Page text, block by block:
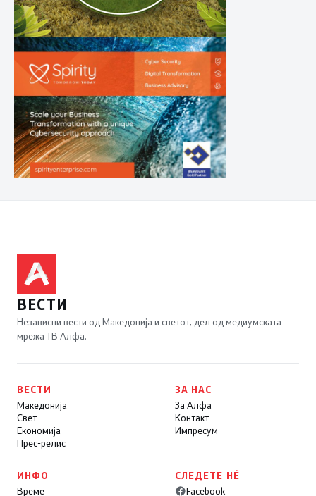
ВЕСТИ
Независни вести од Македонија и светот, дел од медиумската
мрежа ТВ Алфа.
ВЕСТИ
Македонија
Свет
Економија
Прес-релис
ЗА НАС
За Алфа
Контакт
Импресум
ИНФО
Време
СЛЕДЕТЕ НÉ
Facebook